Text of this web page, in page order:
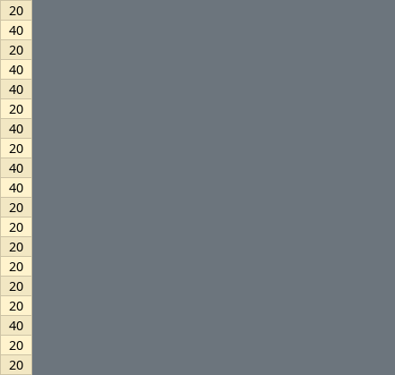
20
40
20
40
40
20
40
20
40
40
20
20
20
20
20
20
40
20
20